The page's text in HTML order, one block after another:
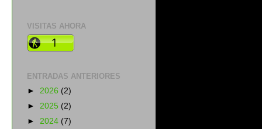
VISITAS AHORA
ENTRADAS ANTERIORES
► 2026 (2)
► 2025 (2)
► 2024 (7)